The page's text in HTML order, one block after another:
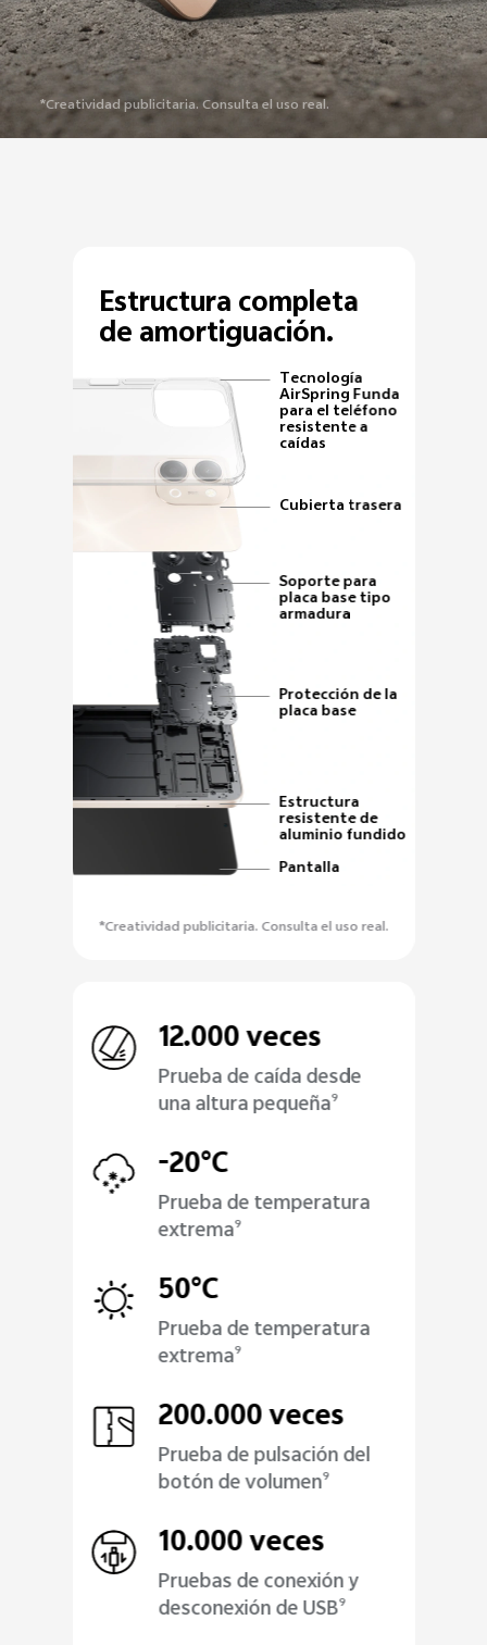
*Creatividad publicitaria. Consulta el uso real.
Estructura completa
de amortiguación.
Tecnología
AirSpring Funda
para el teléfono
resistente a
caídas
Cubierta trasera
Soporte para
placa base tipo
armadura
Protección de la
placa base
Estructura
resistente de
aluminio fundido
Pantalla
*Creatividad publicitaria. Consulta el uso real.
12.000 veces
Prueba de caída desde
una altura pequeña9
-20°C
Prueba de temperatura
extrema9
50°C
Prueba de temperatura
extrema9
200.000 veces
Prueba de pulsación del
botón de volumen9
10.000 veces
Pruebas de conexión y
desconexión de USB9